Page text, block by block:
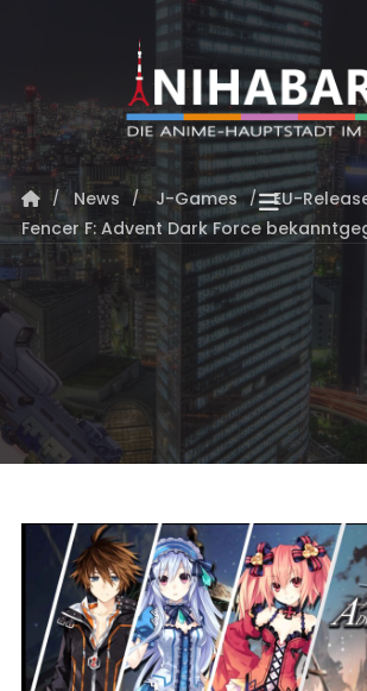
News J-Games
EU-
Fencer F: Advent Dark Force